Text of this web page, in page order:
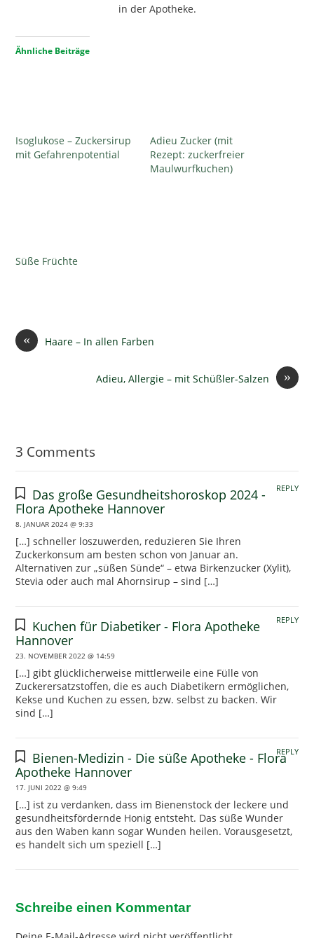
in der Apotheke.
Ähnliche Beiträge
Isoglukose – Zuckersirup
mit Gefahrenpotential
Adieu Zucker (mit
Rezept: zuckerfreier
Maulwurfkuchen)
Süße Früchte
« Haare – In allen Farben
»
Adieu, Allergie – mit Schüßler-Salzen
3 Comments
Das große Gesundheitshoroskop 2024 -
Flora Apotheke Hannover
8. JANUAR 2024 @ 9:33
[…] schneller loszuwerden, reduzieren Sie Ihren
Zuckerkonsum am besten schon von Januar an.
Alternativen zur „süßen Sünde“ – etwa Birkenzucker (Xylit),
Stevia oder auch mal Ahornsirup – sind […]
REPLY
Kuchen für Diabetiker - Flora Apotheke
Hannover
23. NOVEMBER 2022 @ 14:59
[…] gibt glücklicherweise mittlerweile eine Fülle von
Zuckerersatzstoffen, die es auch Diabetikern ermöglichen,
Kekse und Kuchen zu essen, bzw. selbst zu backen. Wir
sind […]
REPLY
Bienen-Medizin - Die süße Apotheke - Flora
Apotheke Hannover
17. JUNI 2022 @ 9:49
[…] ist zu verdanken, dass im Bienenstock der leckere und
gesundheitsfördernde Honig entsteht. Das süße Wunder
aus den Waben kann sogar Wunden heilen. Vorausgesetzt,
es handelt sich um speziell […]
REPLY
Schreibe einen Kommentar